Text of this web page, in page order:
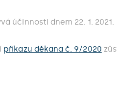
účinnosti dnem 22. 1. 2021.
příkazu děkana č. 9/2020